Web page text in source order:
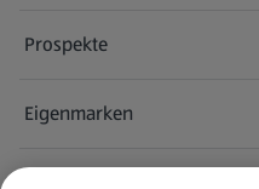
Prospekte
Eigenmarken